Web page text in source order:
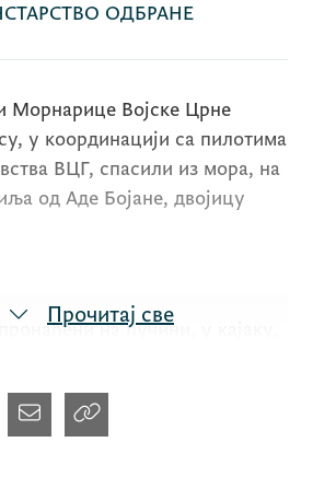
ОДБРАНЕ
Морнарице Војске Црне
у координацији са пилотима
ВЦГ, спасили из мора, на
од Аде Бојане, двојицу
на пучини, у кајаку,
Прочитај све